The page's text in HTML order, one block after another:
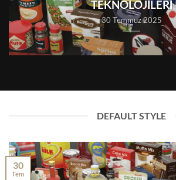
TEKNOLOJİLERİ
30 Temmuz 2025
DEFAULT STYLE
30
Tem